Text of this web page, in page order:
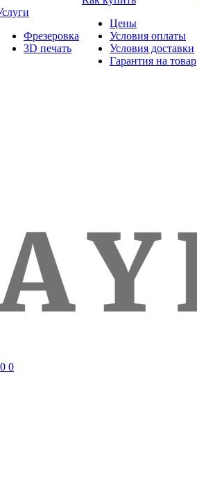
Фрезеровка
3D печать
Цены
Условия оплаты
Условия доставки
Гарантия на товар
0 0